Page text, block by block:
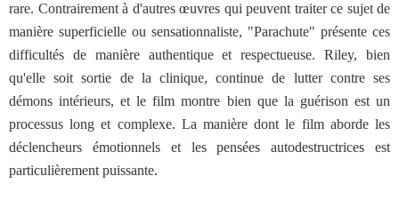
rare. Contrairement à d'autres œuvres qui peuvent traiter ce sujet de
manière superficielle ou sensationnaliste, "Parachute" présente ces
difficultés de manière authentique et respectueuse. Riley, bien
qu'elle soit sortie de la clinique, continue de lutter contre ses
démons intérieurs, et le film montre bien que la guérison est un
processus long et complexe. La manière dont le film aborde les
déclencheurs émotionnels et les pensées autodestructrices est
particulièrement puissante.